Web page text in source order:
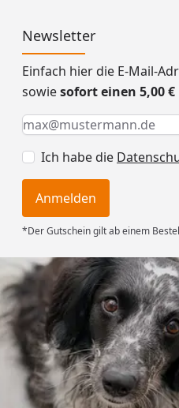
Newsletter
Einfach hier die E-Mail-
sowiesofort einen 5,00
Keine Eingabe
Eingabe erforderlich
E-Mail *
Ich habe die
Anmelden
*Der Gutschein gilt ab einem
Versand